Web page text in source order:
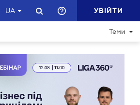
UA УВІЙТИ
Теми